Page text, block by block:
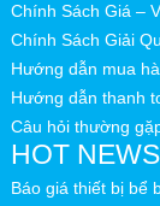
Chính Sách Giá –
Chính Sách Giải
Hướng dẫn mua
Hướng dẫn thanh
Câu hỏi thường
HOT NEWS
Báo giá thiết bị bể